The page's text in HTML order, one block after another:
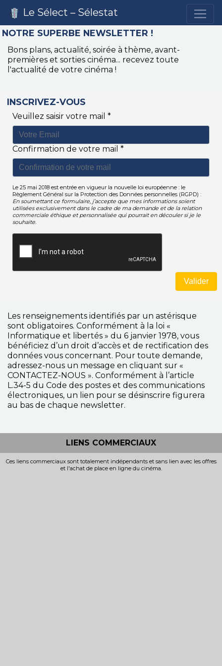
Le Sélect – Sélestat
NOTRE SUPERBE NEWSLETTER !
Bons plans, actualité, soirée à thème, avant-
premières et sorties cinéma... recevez toute
l'actualité de votre cinéma !
INSCRIVEZ-VOUS
Veuillez saisir votre mail *
Confirmation de votre mail *
Le 25 mai 2018 est entrée en vigueur la nouvelle loi européenne : le
Règlement Général sur la Protection des Données personnelles (RGPD) :
En soumettant ce formulaire, j’accepte que mes informations soient
utilisées exclusivement dans le cadre de ma demande et de la relation
commerciale éthique et personnalisée qui pourrait en découler si je le
souhaite.
Les renseignements identifiés par un astérisque
sont obligatoires. Conformément à la loi «
Informatique et libertés » du 6 janvier 1978, vous
bénéficiez d’un droit d’accès et de rectification des
données vous concernant. Pour toute demande,
adressez-nous un message en cliquant sur «
CONTACTEZ-NOUS ». Conformément à l’article
L.34-5 du Code des postes et des communications
électroniques, un lien pour se désinscrire figurera
au bas de chaque newsletter.
LIENS COMMERCIAUX
Ces liens commerciaux sont totalement indépendants et sans lien avec les offres
et l'achat de place en ligne du cinéma.